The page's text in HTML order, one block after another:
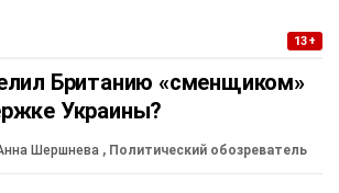
13+
Британию «сменщиком»
Украины?
Шершнева , Политический обозреватель